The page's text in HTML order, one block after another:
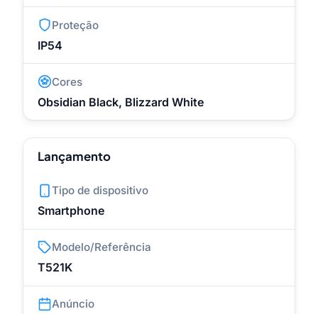
Proteção
IP54
Cores
Obsidian Black, Blizzard White
Lançamento
Tipo de dispositivo
Smartphone
Modelo/Referência
T521K
Anúncio